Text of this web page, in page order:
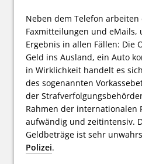
Neben dem Telefon
Faxmitteilungen und eMails,
Ergebnis in allen Fällen: Die
Geld ins Ausland, ein Auto
in Wirklichkeit handelt es
des sogenannten
der
Rahmen der internationalen
aufwändig und zeitintensiv.
Geldbeträge ist sehr
Polizei.